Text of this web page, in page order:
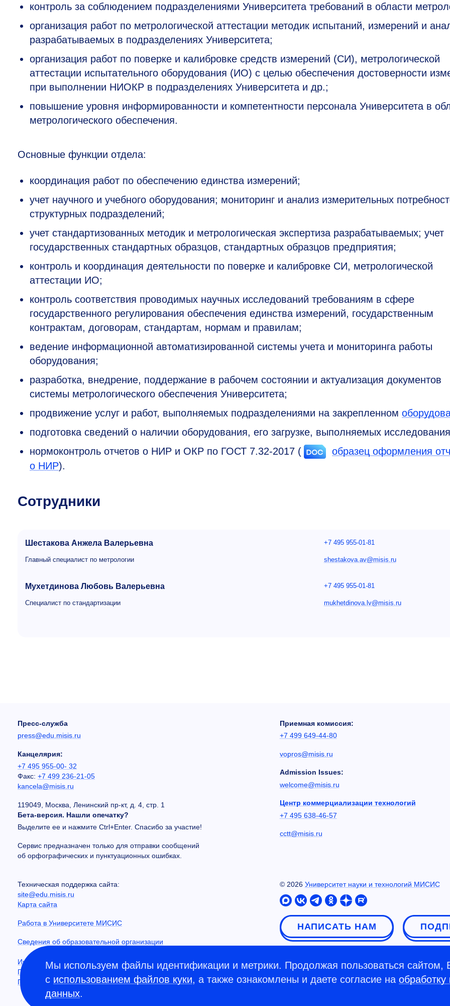
контроль за соблюдением подразделениями Университета требований в области
организация работ по метрологической аттестации методик испытаний, измерений и
разрабатываемых в подразделениях Университета;
организация работ по поверке и калибровке средств измерений (СИ), метрологической
аттестации испытательного оборудования (ИО) с целью обеспечения достоверности
при выполнении НИОКР в подразделениях Университета и др.;
повышение уровня информированности и компетентности персонала Университета в
метрологического обеспечения.
Основные функции отдела:
координация работ по обеспечению единства измерений;
учет научного и учебного оборудования; мониторинг и анализ измерительных
структурных подразделений;
учет стандартизованных методик и метрологическая экспертиза разрабатываемых; учет
государственных стандартных образцов, стандартных образцов предприятия;
контроль и координация деятельности по поверке и калибровке СИ, метрологической
аттестации ИО;
контроль соответствия проводимых научных исследований требованиям в сфере
государственного регулирования обеспечения единства измерений, государственным
контрактам, договорам, стандартам, нормам и правилам;
ведение информационной автоматизированной системы учета и мониторинга работы
оборудования;
разработка, внедрение, поддержание в рабочем состоянии и актуализация документов
системы метрологического обеспечения Университета;
продвижение услуг и работ, выполняемых подразделениями на закрепленном
подготовка сведений о наличии оборудования, его загрузке, выполняемых
нормоконтроль отчетов о НИР и ОКР по ГОСТ 7.32-2017 (
образец оформления
о НИР).
Сотрудники
Шестакова Анжела Валерьевна
Главный специалист по метрологии
+7 495 955-01-81
shestakova.av@misis.ru
Мухетдинова Любовь Валерьевна
Специалист по стандартизации
+7 495 955-01-81
mukhetdinova.lv@misis.ru
Пресс-служба
press@edu.misis.ru
Канцелярия:
+7 495 955-00- 32
Факс: +7 499 236-21-05
kancela@misis.ru
119049, Москва, Ленинский пр-кт, д. 4, стр. 1
Бета-версия. Нашли опечатку?
Выделите ее и нажмите Ctrl+Enter. Спасибо за участие!
Сервис предназначен только для отправки сообщений
об орфографических и пунктуационных ошибках.
Приемная комиссия:
+7 499 649-44-80
vopros@misis.ru
Admission Issues:
welcome@misis.ru
Центр коммерциализации технологий
+7 495 638-46-57
cctt@misis.ru
Техническая поддержка сайта:
site@edu.misis.ru
Карта сайта
Работа в Университете МИСИС
Сведения об образовательной организации
Информация о закупках
Противодействие коррупции
Политика конфиденциальности
© 2026 Университет науки и технологий МИСИС
НАПИСАТЬ НАМ
Мы используем файлы идентификации и метрики. Продолжая пользоваться сайтом,
с использованием файлов куки, а также ознакомлены и даете согласие на
данных.